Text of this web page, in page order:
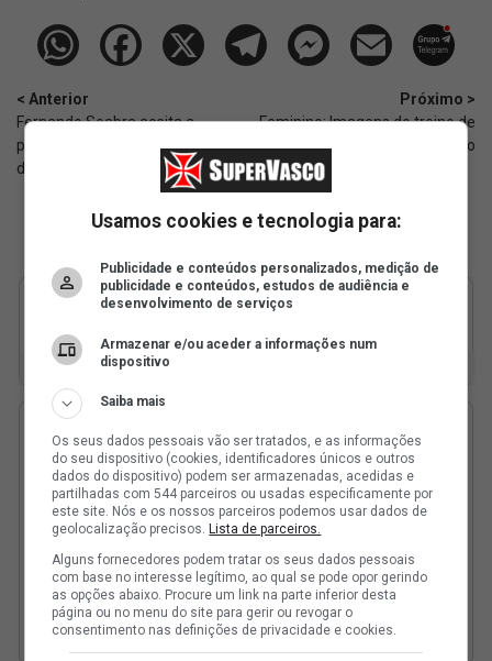
< Anterior
Fernando Seabra aceita a
proposta do Vasco, diz site;
detalhes ⚽
Próximo >
Feminino: Imagens do treino de
hoje (01/07) do Vasco
Usamos cookies e tecnologia para:
Publicidade e conteúdos personalizados, medição de
publicidade e conteúdos, estudos de audiência e
desenvolvimento de serviços
Armazenar e/ou aceder a informações num
dispositivo
Saiba mais
Os seus dados pessoais vão ser tratados, e as informações
do seu dispositivo (cookies, identificadores únicos e outros
dados do dispositivo) podem ser armazenadas, acedidas e
partilhadas com 544 parceiros ou usadas especificamente por
este site. Nós e os nossos parceiros podemos usar dados de
geolocalização precisos.Lista de parceiros.
Alguns fornecedores podem tratar os seus dados pessoais
com base no interesse legítimo, ao qual se pode opor gerindo
as opções abaixo. Procure um link na parte inferior desta
página ou no menu do site para gerir ou revogar o
consentimento nas definições de privacidade e cookies.